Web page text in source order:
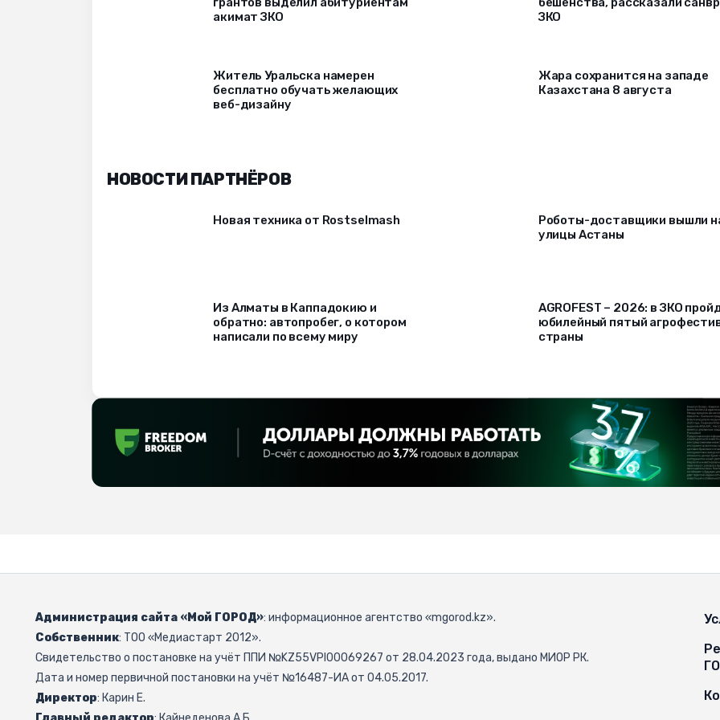
акимат ЗКО
ЗКО
Житель Уральска намерен
бесплатно обучать желающих
веб-дизайну
Жара сохранится на западе
Казахстана 8 августа
НОВОСТИ ПАРТНЁРОВ
Новая техника от Rostselmash
Роботы-доставщики вышли
улицы Астаны
Из Алматы в Каппадокию и
обратно: автопробег, о котором
написали по всему миру
AGROFEST – 2026: в ЗКО
юбилейный пятый
страны
Администрация сайта «Мой ГОРОД»: информационное агентство «mgorod.kz».
Собственник: ТОО «Медиастарт 2012».
Свидетельство о постановке на учёт ППИ №KZ55VPI00069267 от 28.04.2023 года, выдано МИОР РК.
Дата и номер первичной постановки на учёт №16487-ИА от 04.05.2017.
Директор: Карин Е.